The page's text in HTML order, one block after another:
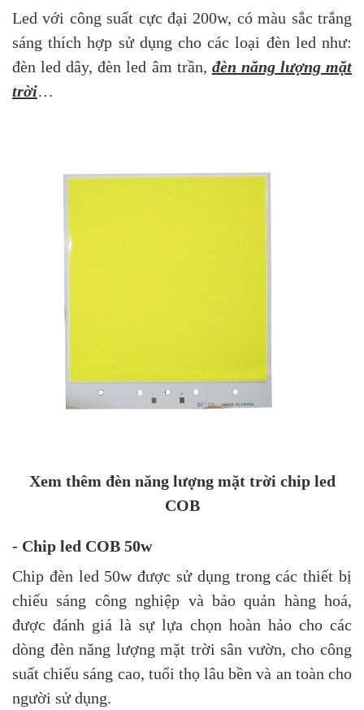
Led với công suất cực đại 200w, có màu sắc trắng
sáng thích hợp sử dụng cho các loại đèn led như:
đèn led dây, đèn led âm trần, đèn năng lượng mặt
trời…
Xem thêm đèn năng lượng mặt trời chip led
COB
- Chip led COB 50w
Chip đèn led 50w được sử dụng trong các thiết bị
chiếu sáng công nghiệp và bảo quản hàng hoá,
được đánh giá là sự lựa chọn hoàn hảo cho các
dòng đèn năng lượng mặt trời sân vườn, cho công
suất chiếu sáng cao, tuổi thọ lâu bền và an toàn cho
người sử dụng.